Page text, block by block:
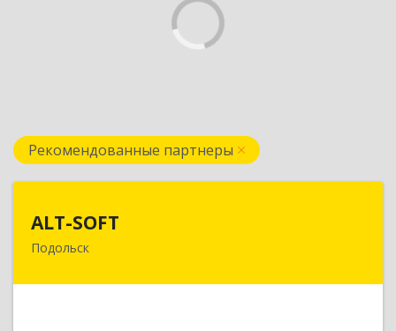
Рекомендованные партнеры
ALT-SOFT
Подольск
142116, Московская обл, Подольск г, Советская